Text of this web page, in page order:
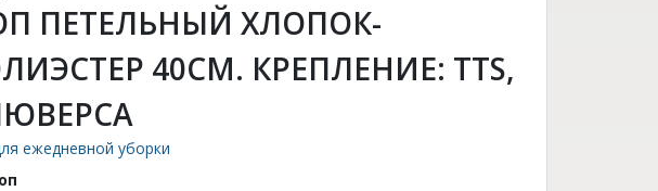
ПЕТЕЛЬНЫЙ ХЛОПОК-
40СМ. КРЕПЛЕНИЕ: ТТS,
ежедневной уборки